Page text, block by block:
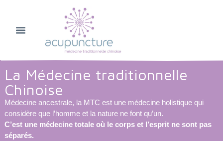
La Médecine traditionnelle
Chinoise
Médecine ancestrale, la MTC est une médecine holistique qui
considère que l’homme et la nature ne font qu’un.
C’est une médecine totale où le corps et l’esprit ne sont pas
séparés.